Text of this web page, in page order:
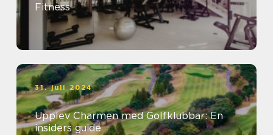
Fitness
31. juli 2024
Upplev Charmen med Golfklubbar: En
insiders guide